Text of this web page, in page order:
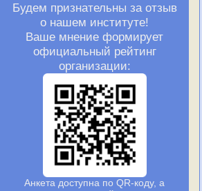
Будем признательны за отзыв
о нашем институте!
Ваше мнение формирует
официальный рейтинг
организации:
Анкета доступна по QR-коду, а